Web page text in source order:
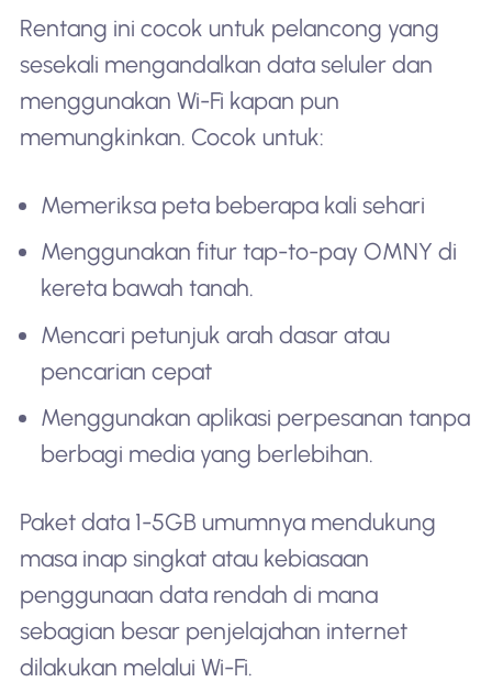
Rentang ini cocok untuk pelancong yang
sesekali mengandalkan data seluler dan
menggunakan Wi-Fi kapan pun
memungkinkan. Cocok untuk:
Memeriksa peta beberapa kali sehari
Menggunakan fitur tap-to-pay OMNY di
kereta bawah tanah.
Mencari petunjuk arah dasar atau
pencarian cepat
Menggunakan aplikasi perpesanan tanpa
berbagi media yang berlebihan.
Paket data 1-5GB umumnya mendukung
masa inap singkat atau kebiasaan
penggunaan data rendah di mana
sebagian besar penjelajahan internet
dilakukan melalui Wi-Fi.